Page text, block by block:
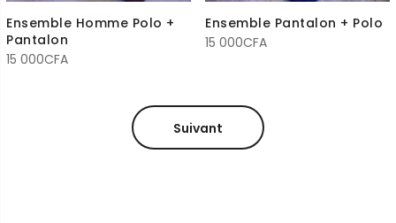
Ensemble Homme Polo +
Pantalon
15 000CFA
Ensemble Pantalon + Polo
15 000CFA
Suivant